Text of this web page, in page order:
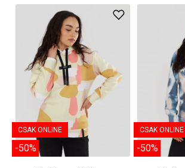
CSAK ONLINE
-50%
CSAK ONLINE
-50%